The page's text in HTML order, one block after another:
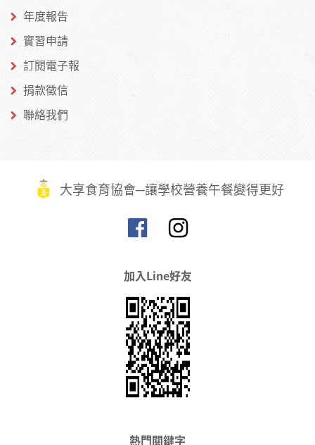
年度報告
實習申請
訂閱電子報
捐款徵信
聯絡我們
大享食育協會─讓學校營養午餐變得更好
加入Line好友
熱門關鍵字